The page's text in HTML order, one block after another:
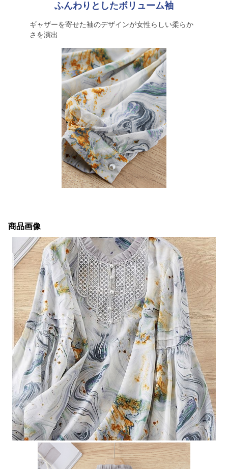
ふんわりとしたボリューム袖
ギャザーを寄せた袖のデザインが女性らしい柔らか
さを演出
商品画像